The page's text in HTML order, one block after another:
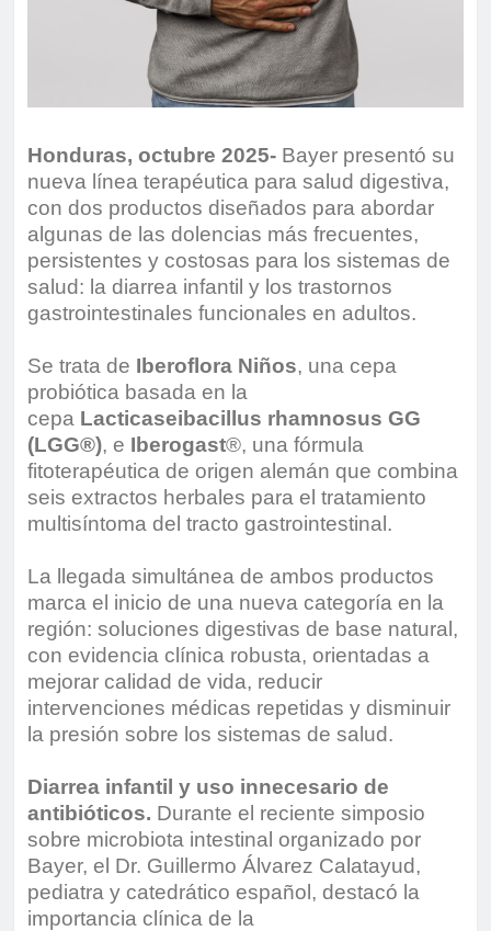
Honduras, octubre 2025- Bayer presentó su
nueva línea terapéutica para salud digestiva,
con dos productos diseñados para abordar
algunas de las dolencias más frecuentes,
persistentes y costosas para los sistemas de
salud: la diarrea infantil y los trastornos
gastrointestinales funcionales en adultos.
Se trata de Iberoflora Niños, una cepa
probiótica basada en la
cepa Lacticaseibacillus rhamnosus GG
(LGG®), e Iberogast®, una fórmula
fitoterapéutica de origen alemán que combina
seis extractos herbales para el tratamiento
multisíntoma del tracto gastrointestinal.
La llegada simultánea de ambos productos
marca el inicio de una nueva categoría en la
región: soluciones digestivas de base natural,
con evidencia clínica robusta, orientadas a
mejorar calidad de vida, reducir
intervenciones médicas repetidas y disminuir
la presión sobre los sistemas de salud.
Diarrea infantil y uso innecesario de
antibióticos. Durante el reciente simposio
sobre microbiota intestinal organizado por
Bayer, el Dr. Guillermo Álvarez Calatayud,
pediatra y catedrático español, destacó la
importancia clínica de la